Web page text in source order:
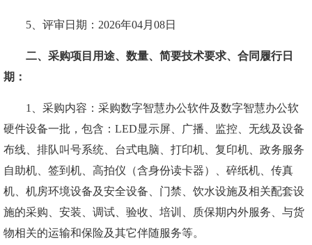
5、评审日期：2026年04月08日
二、采购项目用途、数量、简要技术要求、合同履行日
期：
1、采购内容：采购数字智慧办公软件及数字智慧办公软
硬件设备一批，包含：LED显示屏、广播、监控、无线及设备
布线、排队叫号系统、台式电脑、打印机、复印机、政务服务
自助机、签到机、高拍仪（含身份读卡器）、碎纸机、传真
机、机房环境设备及安全设备、门禁、饮水设施及相关配套设
施的采购、安装、调试、验收、培训、质保期内外服务、与货
物相关的运输和保险及其它伴随服务等。